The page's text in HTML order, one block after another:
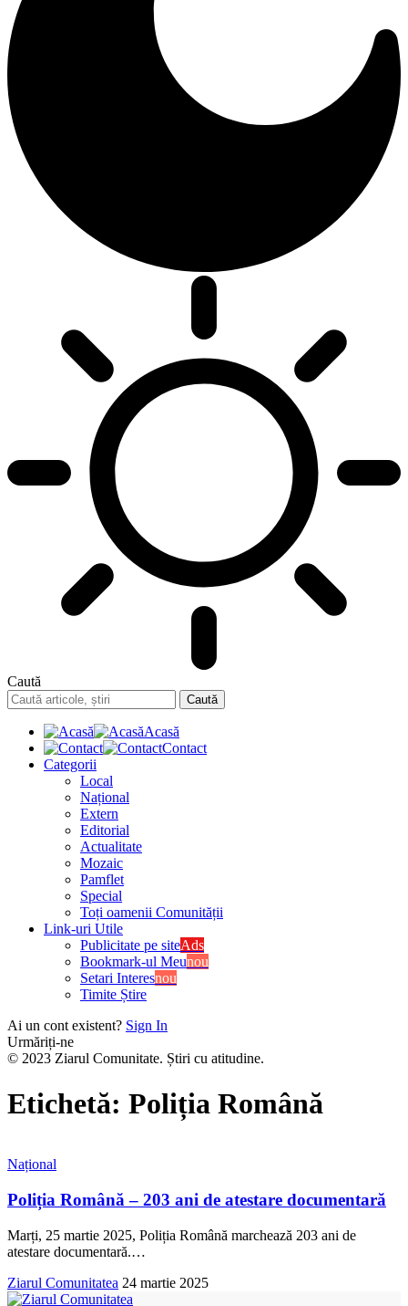
Caută
Acasă
Contact
Categorii
Local
Național
Extern
Editorial
Actualitate
Mozaic
Pamflet
Special
Toți oamenii Comunității
Link-uri Utile
Publicitate pe siteAds
Bookmark-ul Meunou
Setari Interesnou
Timite Știre
Ai un cont existent? Sign In
Urmăriți-ne
© 2023 Ziarul Comunitate. Știri cu atitudine.
Etichetă: Poliția Română
Național
Poliția Română – 203 ani de atestare documentară
Marți, 25 martie 2025, Poliția Română marchează 203 ani de
atestare documentară.…
Ziarul Comunitatea 24 martie 2025